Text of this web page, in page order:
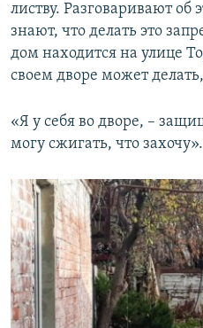
листву. Разговаривают об
знают, что делать это
дом находится на улице
своем дворе может
«Я у себя во дворе, –
могу сжигать, что захочу».